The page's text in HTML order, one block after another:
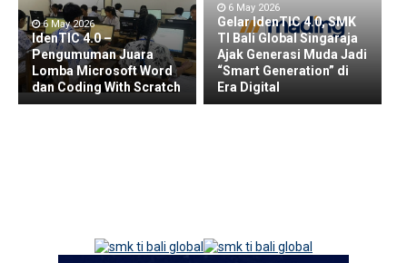
6 May 2026
IdenTIC 4.0 –
Pengumuman Juara
Lomba Microsoft Word
dan Coding With Scratch
6 May 2026
Gelar IdenTIC 4.0, SMK
TI Bali Global Singaraja
Ajak Generasi Muda Jadi
“Smart Generation” di
Era Digital